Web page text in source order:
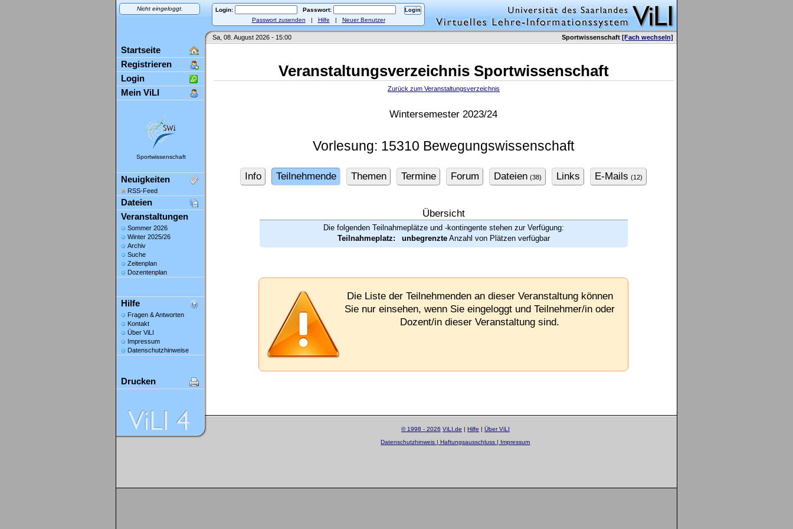
Nicht eingeloggt. Login:
Passwort:
Passwort zusenden | Hilfe | Neuer Benutzer
Sa, 08. August 2026 - 15:00 Sportwissenschaft [Fach wechseln]
Startseite
Registrieren
Login
Mein ViLI
Sportwissenschaft
Neuigkeiten
RSS-Feed
Dateien
Veranstaltungen
Sommer 2026
Winter 2025/26
Archiv
Suche
Zeitenplan
Dozentenplan
Hilfe
Fragen & Antworten
Kontakt
Über ViLI
Impressum
Datenschutzhinweise
Drucken
Veranstaltungsverzeichnis Sportwissenschaft
Zurück zum Veranstaltungsverzeichnis
Wintersemester 2023/24
Vorlesung: 15310 Bewegungswissenschaft
Info Teilnehmende Themen Termine Forum Dateien (38) Links E-Mails (12)
Übersicht
Die folgenden Teilnahmeplätze und -kontingente stehen zur Verfügung:
Teilnahmeplatz:
unbegrenzteAnzahl von Plätzen verfügbar
Die Liste der Teilnehmenden an dieser Veranstaltung können
Sie nur einsehen, wenn Sie eingeloggt und Teilnehmer/in oder
Dozent/in dieser Veranstaltung sind.
© 1998 - 2026 ViLI.de | Hilfe | Über ViLI
Datenschutzhinweis | Haftungsausschluss | Impressum